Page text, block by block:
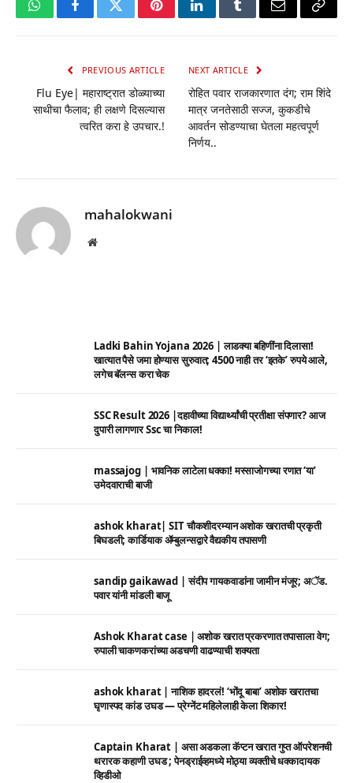
WhatsAppFacebookTwitterPinterestLinkedInTumblrEmail Copy
PREVIOUS ARTICLE
Flu Eye| महाराष्ट्रात डोळ्याच्या
साथीचा फैलाव; ही लक्षणे दिसल्यास
त्वरित करा हे उपचार.!
NEXT ARTICLE
रोहित पवार राजकारणात दंग; राम शिंदे
मात्र जनतेसाठी सज्ज, कुकडीचे
आवर्तन सोडण्याचा घेतला महत्वपूर्ण
निर्णय..
mahalokwani
Website
Ladki Bahin Yojana 2026 | लाडक्या बहिणींना दिलासा!
खात्यात पैसे जमा होण्यास सुरुवात; 4500 नाही तर ‘इतके’ रुपये आले,
लगेच बॅलन्स करा चेक
SSC Result 2026 |दहावीच्या विद्यार्थ्यांची प्रतीक्षा संपणार? आज
दुपारी लागणार Ssc चा निकाल!
massajog | भावनिक लाटेला धक्का! मस्साजोगच्या रणात ‘या’
उमेदवाराची बाजी
ashok kharat| SIT चौकशीदरम्यान अशोक खरातची प्रकृती
बिघडली; कार्डियाक ॲम्बुलन्सद्वारे वैद्यकीय तपासणी
sandip gaikawad | संदीप गायकवाडांना जामीन मंजूर; अॅड.
पवार यांनी मांडली बाजू
Ashok Kharat case | अशोक खरात प्रकरणात तपासाला वेग;
रुपाली चाकणकरांच्या अडचणी वाढण्याची शक्यता
ashok kharat | नाशिक हादरलं! ‘भोंदू बाबा’ अशोक खरातचा
घृणास्पद कांड उघड — प्रेग्नेंट महिलेलाही केला शिकार!
Captain Kharat | असा अडकला कॅप्टन खरात गुप्त ऑपरेशनची
थरारक कहाणी उघड ; पेनड्राईव्हमध्ये मोठ्या व्यक्तीचे धक्कादायक
व्हिडीओ